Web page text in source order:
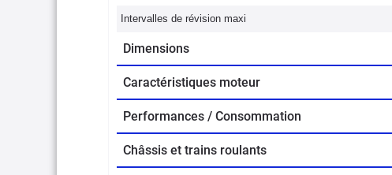
Intervalles de révision maxi
Dimensions
Caractéristiques moteur
Performances / Consommation
Châssis et trains roulants